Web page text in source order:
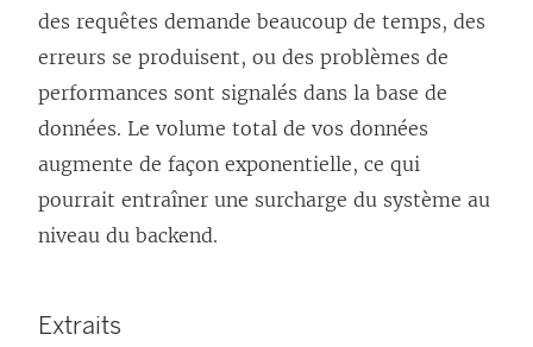
des requêtes demande beaucoup de temps, des
erreurs se produisent, ou des problèmes de
performances sont signalés dans la base de
données. Le volume total de vos données
augmente de façon exponentielle, ce qui
pourrait entraîner une surcharge du système au
niveau du backend.
Extraits